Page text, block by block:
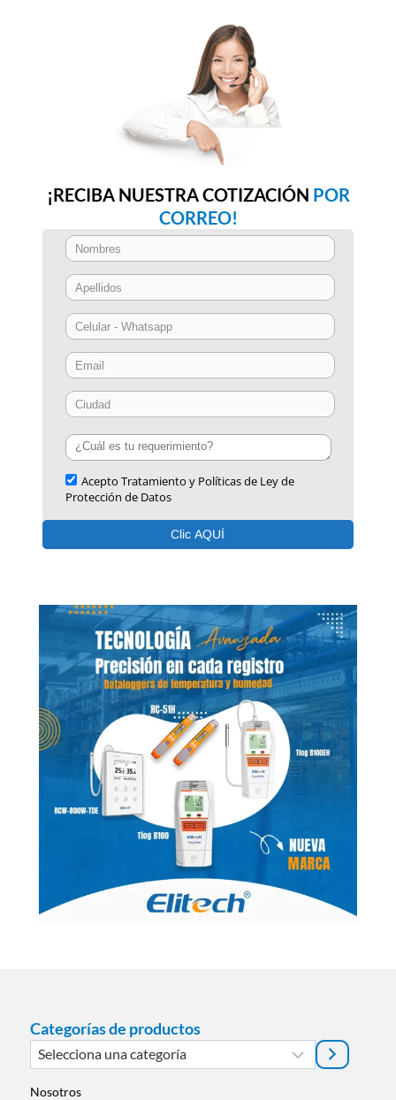
¡RECIBA NUESTRA COTIZACIÓN POR
CORREO!
Categorías de productos
Selecciona
una
categoría
Nosotros